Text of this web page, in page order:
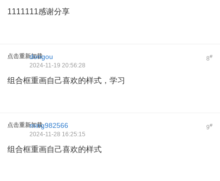
1111111感谢分享
点击重新加载 8#
dongou
2024-11-19 20:56:28
组合框重画自己喜欢的样式，学习
点击重新加载 9#
ming982566
2024-11-28 16:25:15
组合框重画自己喜欢的样式